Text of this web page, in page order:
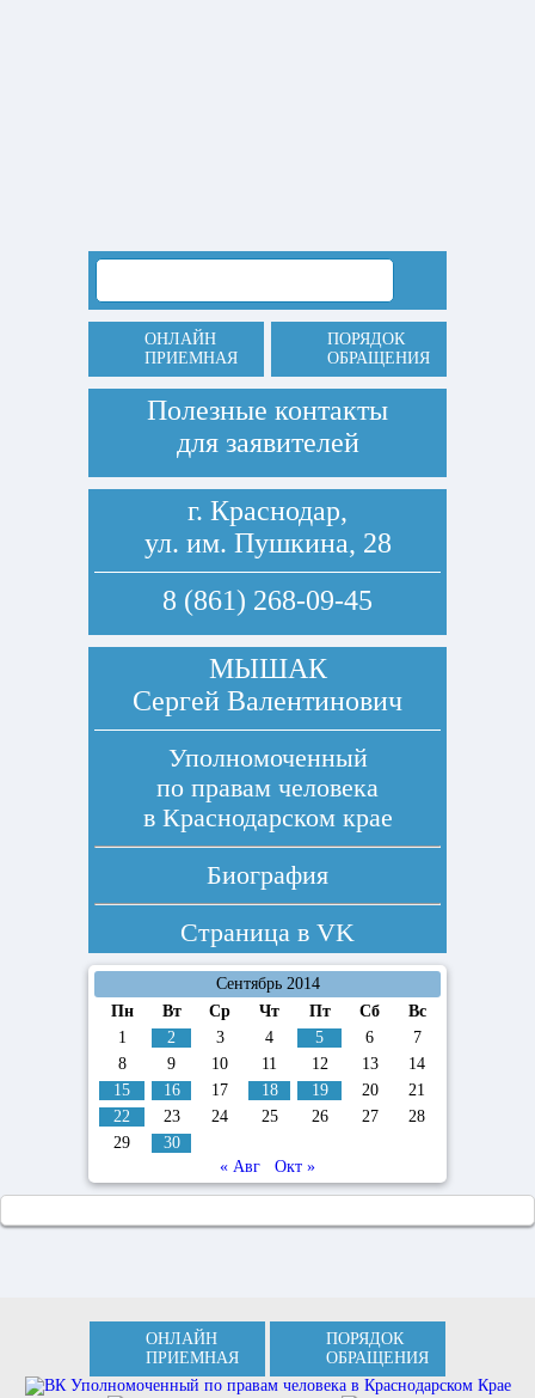
ОНЛАЙН
ПРИЕМНАЯ
ПОРЯДОК
ОБРАЩЕНИЯ
Полезные контакты
для заявителей
г. Краснодар,
ул. им. Пушкина, 28
8 (861) 268-09-45
МЫШАК
Сергей Валентинович
Уполномоченный
по правам человека
в Краснодарском крае
Биография
Страница в VK
Сентябрь 2014
Пн
Вт Ср Чт Пт Сб
Вс
1
2 3 4 5 6
7
8
9 10 11 12 13
14
15
16 17 18 19 20
21
22
23 24 25 26 27
28
29
30
« Авг
Окт »
ОНЛАЙН
ПРИЕМНАЯ
ПОРЯДОК
ОБРАЩЕНИЯ